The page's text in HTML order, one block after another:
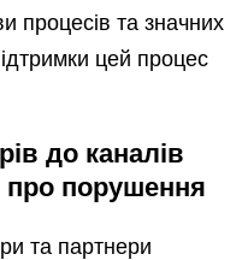
процесів та значних
цей процес
до каналів
про порушення
та партнери